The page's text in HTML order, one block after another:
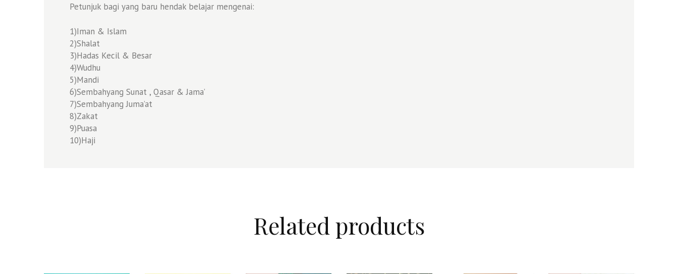
Petunjuk bagi yang baru hendak belajar mengenai:
1)Iman & Islam
2)Shalat
3)Hadas Kecil & Besar
4)Wudhu
5)Mandi
6)Sembahyang Sunat , Qasar & Jama’
7)Sembahyang Juma’at
8)Zakat
9)Puasa
10)Haji
Related products